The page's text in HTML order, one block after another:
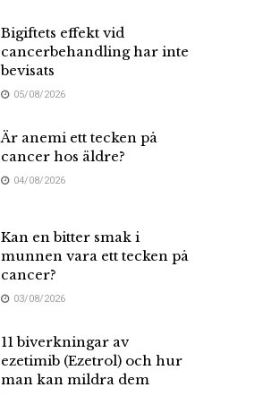
Bigiftets effekt vid
cancerbehandling har inte
bevisats
05/08/2026
Är anemi ett tecken på
cancer hos äldre?
04/08/2026
Kan en bitter smak i
munnen vara ett tecken på
cancer?
03/08/2026
11 biverkningar av
ezetimib (Ezetrol) och hur
man kan mildra dem